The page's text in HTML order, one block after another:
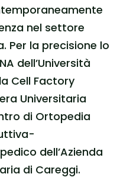
nel settore
Per la precisione lo
dell’Università
Cell Factory
Universitaria
di Ortopedia
dell’Azienda
di Careggi.